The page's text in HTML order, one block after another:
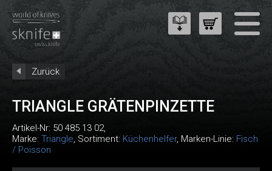
Zurück
TRIANGLE GRÄTENPINZETTE
Artikel-Nr: 50 485 13 02,
Marke: Triangle, Sortiment: Küchenhelfer, Marken-Linie: Fisch
/ Poisson